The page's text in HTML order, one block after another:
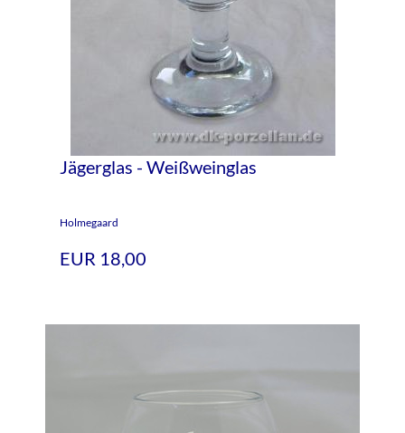
Jägerglas - Weißweinglas
Holmegaard
EUR 18,00